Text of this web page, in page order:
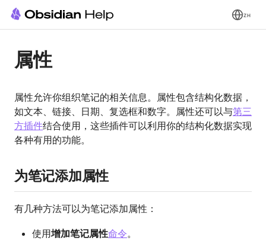
ZH
属性
属性允许你组织笔记的相关信息。属性包含结构化数据，
如文本、链接、日期、复选框和数字。属性还可以与第三
方插件结合使用，这些插件可以利用你的结构化数据实现
各种有用的功能。
为笔记添加属性
有几种方法可以为笔记添加属性：
使用增加笔记属性命令。